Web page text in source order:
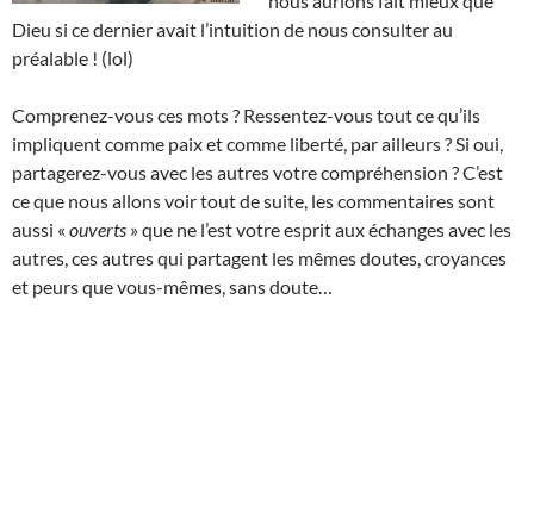
Dieu si ce dernier avait l’intuition de nous consulter au
préalable ! (lol)
Comprenez-vous ces mots ? Ressentez-vous tout ce qu’ils
impliquent comme paix et comme liberté, par ailleurs ? Si oui,
partagerez-vous avec les autres votre compréhension ? C’est
ce que nous allons voir tout de suite, les commentaires sont
aussi « ouverts » que ne l’est votre esprit aux échanges avec les
autres, ces autres qui partagent les mêmes doutes, croyances
et peurs que vous-mêmes, sans doute…